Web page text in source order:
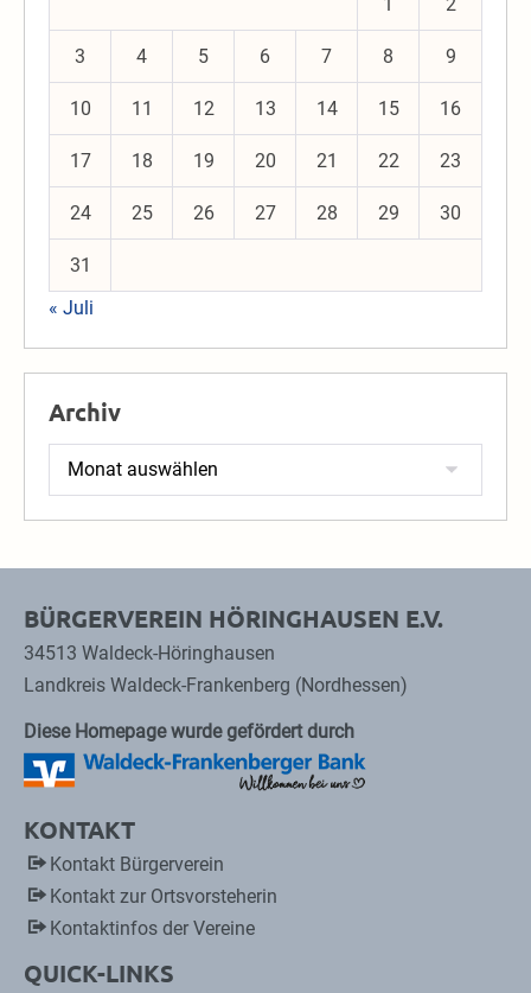
1 2
3 4 5 6 7 8 9
10 11 12 13 14 15 16
17 18 19 20 21 22 23
24 25 26 27 28 29 30
31
« Juli
Archiv
Archiv
BÜRGERVEREIN HÖRINGHAUSEN E.V.
34513 Waldeck-Höringhausen
Landkreis Waldeck-Frankenberg (Nordhessen)
Diese Homepage wurde gefördert durch
KONTAKT
Kontakt Bürgerverein
Kontakt zur Ortsvorsteherin
Kontaktinfos der Vereine
QUICK-LINKS